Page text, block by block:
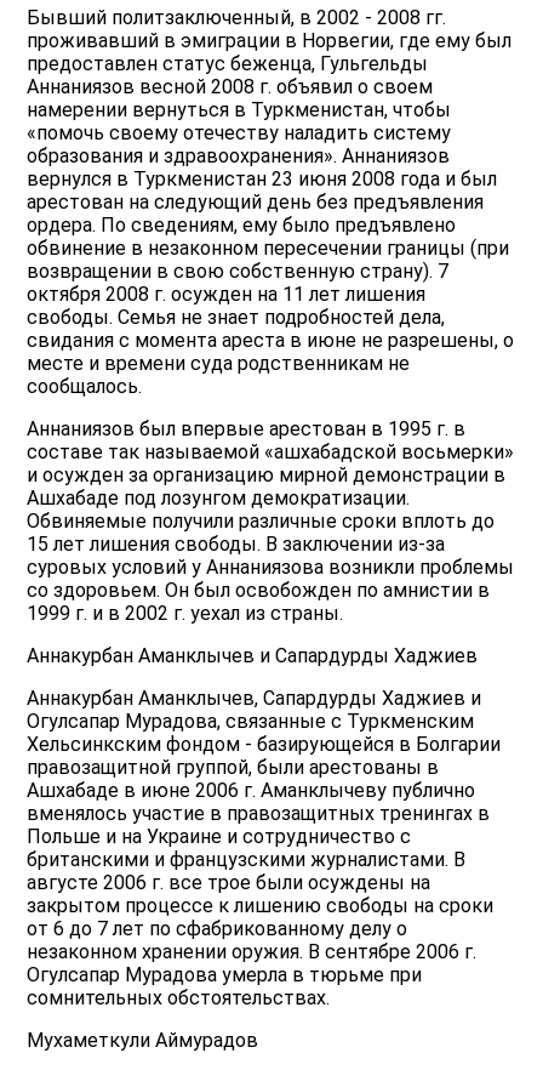
Бывший политзаключенный, в 2002 - 2008 гг.
проживавший в эмиграции в Норвегии, где ему был
предоставлен статус беженца, Гульгельды
Аннаниязов весной 2008 г. объявил о своем
намерении вернуться в Туркменистан, чтобы
«помочь своему отечеству наладить систему
образования и здравоохранения». Аннаниязов
вернулся в Туркменистан 23 июня 2008 года и был
арестован на следующий день без предъявления
ордера. По сведениям, ему было предъявлено
обвинение в незаконном пересечении границы (при
возвращении в свою собственную страну). 7
октября 2008 г. осужден на 11 лет лишения
свободы. Семья не знает подробностей дела,
свидания с момента ареста в июне не разрешены, о
месте и времени суда родственникам не
сообщалось.
Аннаниязов был впервые арестован в 1995 г. в
составе так называемой «ашхабадской восьмерки»
и осужден за организацию мирной демонстрации в
Ашхабаде под лозунгом демократизации.
Обвиняемые получили различные сроки вплоть до
15 лет лишения свободы. В заключении из-за
суровых условий у Аннаниязова возникли проблемы
со здоровьем. Он был освобожден по амнистии в
1999 г. и в 2002 г. уехал из страны.
Аннакурбан Аманклычев и Сапардурды Хаджиев
Аннакурбан Аманклычев, Сапардурды Хаджиев и
Огулсапар Мурадова, связанные с Туркменским
Хельсинкским фондом - базирующейся в Болгарии
правозащитной группой, были арестованы в
Ашхабаде в июне 2006 г. Аманклычеву публично
вменялось участие в правозащитных тренингах в
Польше и на Украине и сотрудничество с
британскими и французскими журналистами. В
августе 2006 г. все трое были осуждены на
закрытом процессе к лишению свободы на сроки
от 6 до 7 лет по сфабрикованному делу о
незаконном хранении оружия. В сентябре 2006 г.
Огулсапар Мурадова умерла в тюрьме при
сомнительных обстоятельствах.
Мухаметкули Аймурадов